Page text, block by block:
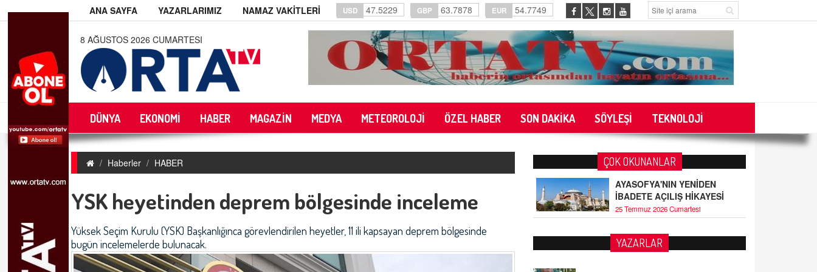
ANA SAYFA YAZARLARIMIZ NAMAZ VAKİTLERİ USD 47.5229 GBP 63.7878 EUR 54.7749
8 AĞUSTOS 2026 CUMARTESI
DÜNYA EKONOMİ HABER MAGAZİN MEDYA METEOROLOJİ ÖZEL HABER SON DAKİKA SÖYLEŞİ TEKNOLOJİ
Haberler HABER
YSK heyetinden deprem bölgesinde inceleme
Yüksek Seçim Kurulu (YSK) Başkanlığınca görevlendirilen heyetler, 11 ili kapsayan deprem bölgesinde
bugün incelemelerde bulunacak.
ÇOK OKUNANLAR
AYASOFYA'NIN YENİDEN
İBADETE AÇILIŞ HİKAYESİ
25 Temmuz 2026 Cumartesi
YAZARLAR